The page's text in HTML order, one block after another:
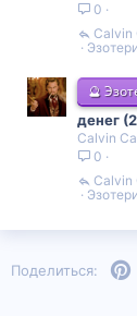
0
Calvin
🔮
денег
Calvin
0
Calvin
Поделиться: